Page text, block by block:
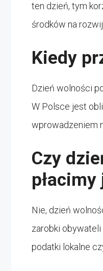
ten dzień, tym
środków na
Kiedy
Dzień wolności
W Polsce jest
wprowadzeniem
Czy
Nie, dzień
zarobki obywateli
podatki lokalne